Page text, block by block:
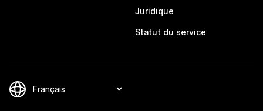
Juridique
Statut du service